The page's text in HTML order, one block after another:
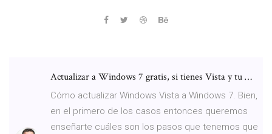
Actualizar a Windows 7 gratis, si tienes Vista y tu …
Cómo actualizar Windows Vista a Windows 7. Bien,
en el primero de los casos entonces queremos
enseñarte cuáles son los pasos que tenemos que